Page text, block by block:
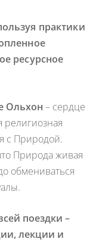
практики
ресурсное
Ольхон – сердце
религиозная
с Природой.
Природа живая
обмениваться
поездки –
лекции и